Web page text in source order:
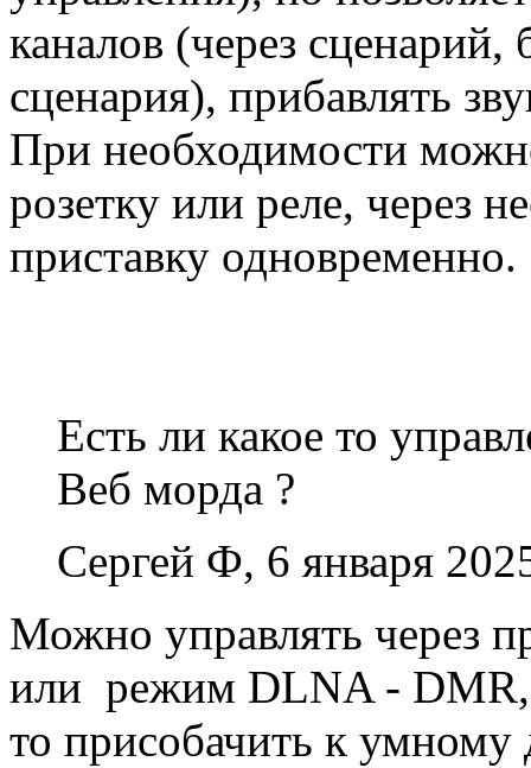
каналов (через
сценария), прибавлять
При необходимости
розетку или реле, через
приставку одновременно.
Есть ли какое то
Веб морда ?
Сергей Ф, 6 января
Можно управлять через
или режим DLNA - DMR,
то присобачить к умному